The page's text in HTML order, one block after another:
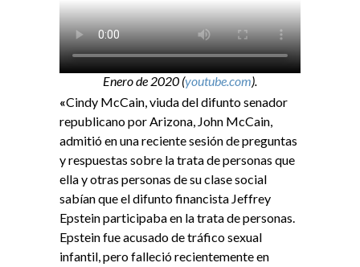
Enero de 2020 (youtube.com).
«Cindy McCain, viuda del difunto senador
republicano por Arizona, John McCain,
admitió en una reciente sesión de preguntas
y respuestas sobre la trata de personas que
ella y otras personas de su clase social
sabían que el difunto financista Jeffrey
Epstein participaba en la trata de personas.
Epstein fue acusado de tráfico sexual
infantil, pero falleció recientemente en